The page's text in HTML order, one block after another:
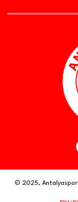
© 2025, Antalyaspor